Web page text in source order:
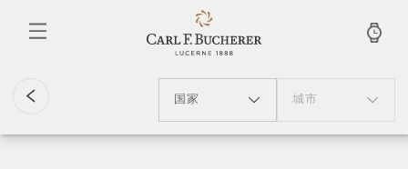
国家 城市